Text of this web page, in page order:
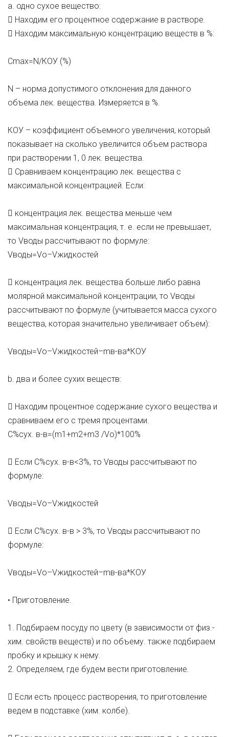
a. одно сухое вещество:
 Находим его процентное содержание в растворе.
 Находим максимальную концентрацию веществ в %:
Сmax=N/КОУ (%)
N – норма допустимого отклонения для данного
объема лек. вещества. Измеряется в %.
КОУ – коэффициент объемного увеличения, который
показывает на сколько увеличится объем раствора
при растворении 1, 0 лек. вещества.
 Сравниваем концентрацию лек. вещества с
максимальной концентрацией. Если:
 концентрация лек. вещества меньше чем
максимальная концентрация, т. е. если не превышает,
то Vводы рассчитывают по формуле:
Vводы=Vo–Vжидкостей
 концентрация лек. вещества больше либо равна
молярной максимальной концентрации, то Vводы
рассчитывают по формуле (учитывается масса сухого
вещества, которая значительно увеличивает объем):
Vводы=Vo–Vжидкостей–mв-ва*КОУ
b. два и более сухих веществ:
 Находим процентное содержание сухого вещества и
сравниваем его с тремя процентами.
С%сух. в-в=(m1+m2+m3 /Vо)*100%
 Если С%сух. в-в<3%, то Vводы рассчитывают по
формуле:
Vводы=Vo–Vжидкостей
 Если С%сух. в-в > 3%, то Vводы рассчитывают по
формуле:
Vводы=Vo–Vжидкостей–mв-ва*КОУ
• Приготовление.
1. Подбираем посуду по цвету (в зависимости от физ.-
хим. свойств веществ) и по объему. также подбираем
пробку и крышку к нему.
2. Определяем, где будем вести приготовление.
 Если есть процесс растворения, то приготовление
ведем в подставке (хим. колбе).